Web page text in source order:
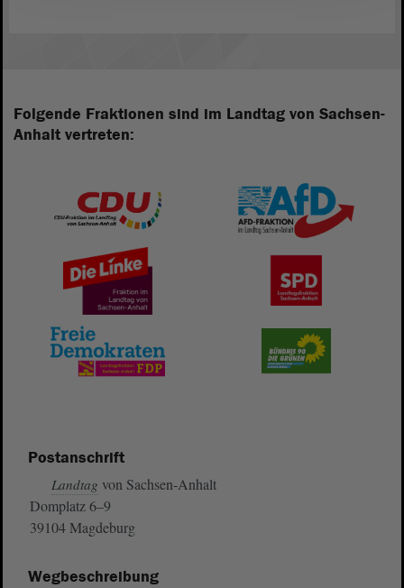
Folgende Fraktionen sind im Landtag von Sachsen-
Anhalt vertreten:
Postanschrift
Landtag von Sachsen-Anhalt
Domplatz 6–9
39104 Magdeburg
Wegbeschreibung